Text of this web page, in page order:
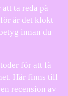
ta reda på
är det klokt
innan du
för att få
Här finns till
recension av